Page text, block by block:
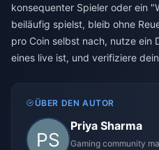
konsequenter Spieler oder ein
beiläufig spielst, bleib ohne
pro Coin selbst nach, nutze ein
eines live ist, und verifiziere
ÜBER DEN AUTOR
Priya Sharma
Gaming community